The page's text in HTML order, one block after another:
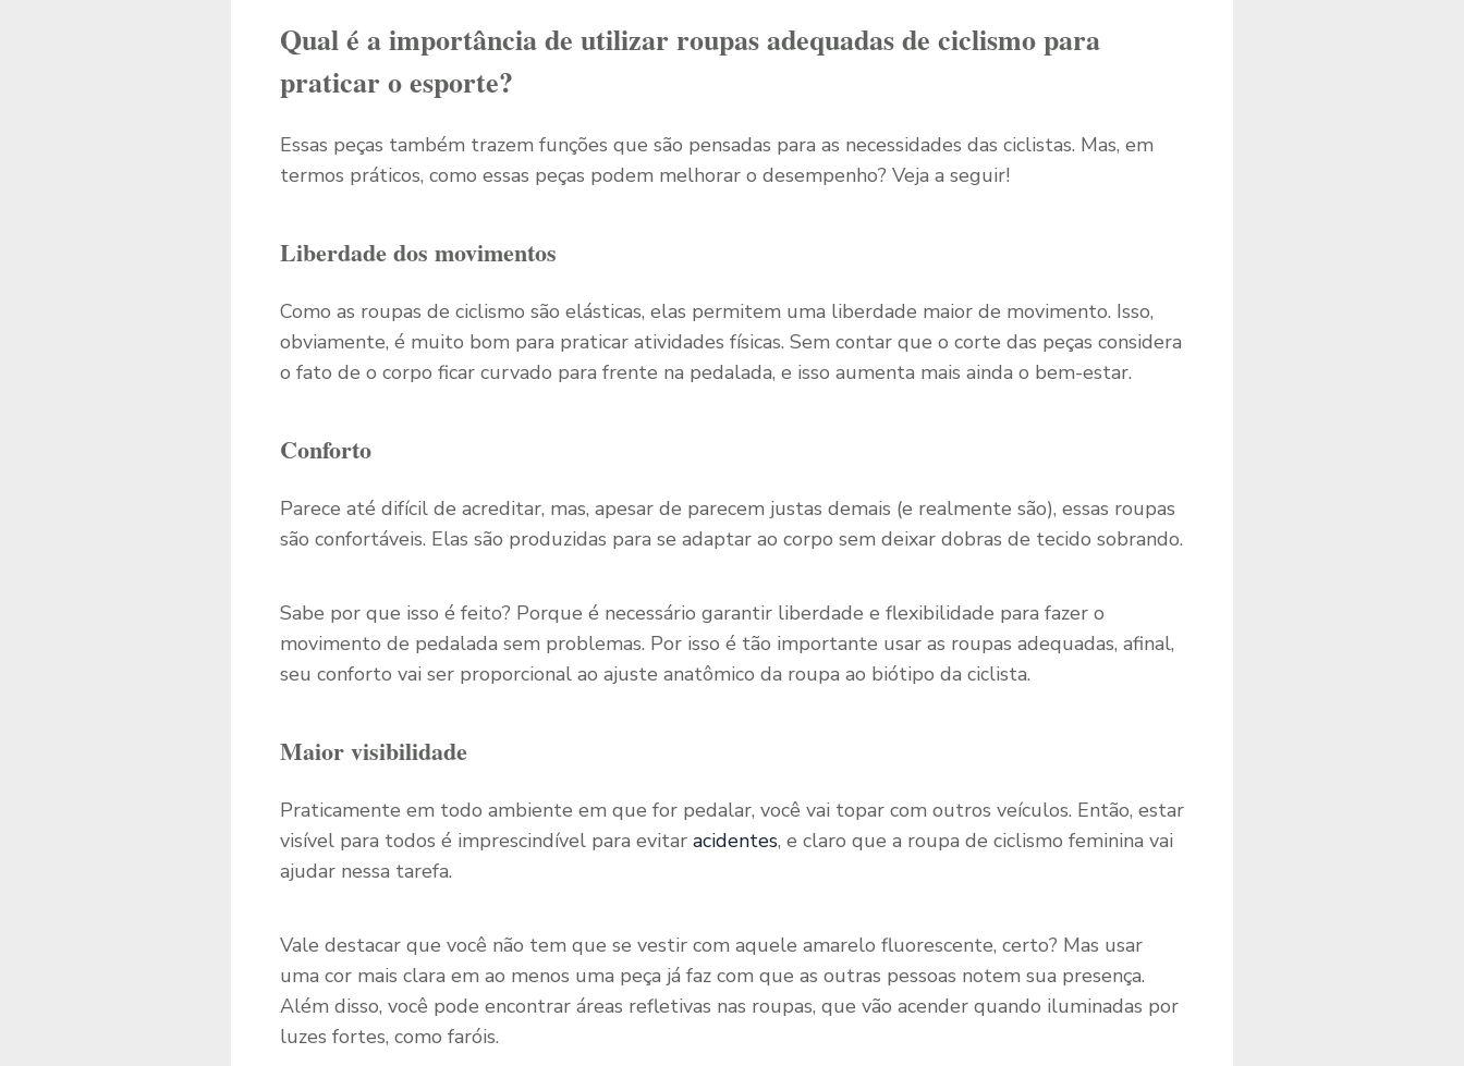
Qual é a importância de utilizar roupas adequadas de ciclismo para
praticar o esporte?
Essas peças também trazem funções que são pensadas para as necessidades das ciclistas. Mas, em
termos práticos, como essas peças podem melhorar o desempenho? Veja a seguir!
Liberdade dos movimentos
Como as roupas de ciclismo são elásticas, elas permitem uma liberdade maior de movimento. Isso,
obviamente, é muito bom para praticar atividades físicas. Sem contar que o corte das peças considera
o fato de o corpo ficar curvado para frente na pedalada, e isso aumenta mais ainda o bem-estar.
Conforto
Parece até difícil de acreditar, mas, apesar de parecem justas demais (e realmente são), essas roupas
são confortáveis. Elas são produzidas para se adaptar ao corpo sem deixar dobras de tecido sobrando.
Sabe por que isso é feito? Porque é necessário garantir liberdade e flexibilidade para fazer o
movimento de pedalada sem problemas. Por isso é tão importante usar as roupas adequadas, afinal,
seu conforto vai ser proporcional ao ajuste anatômico da roupa ao biótipo da ciclista.
Maior visibilidade
Praticamente em todo ambiente em que for pedalar, você vai topar com outros veículos. Então, estar
visível para todos é imprescindível para evitar acidentes, e claro que a roupa de ciclismo feminina vai
ajudar nessa tarefa.
Vale destacar que você não tem que se vestir com aquele amarelo fluorescente, certo? Mas usar
uma cor mais clara em ao menos uma peça já faz com que as outras pessoas notem sua presença.
Além disso, você pode encontrar áreas refletivas nas roupas, que vão acender quando iluminadas por
luzes fortes, como faróis.